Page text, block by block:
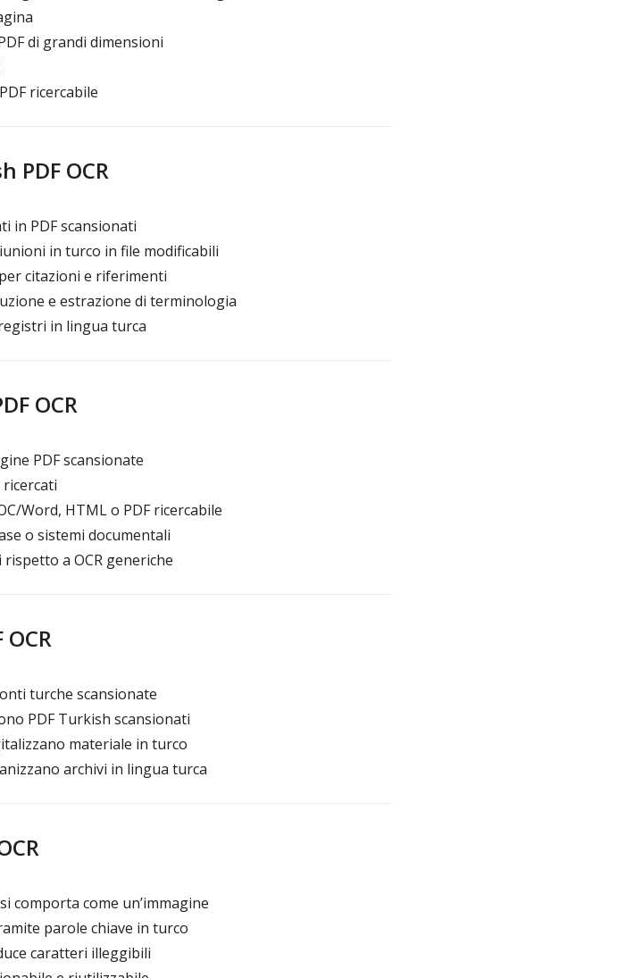
di grandi dimensioni
ricercabile
PDF OCR
in PDF scansionati
in turco in file modificabili
citazioni e riferimenti
e estrazione di terminologia
in lingua turca
OCR
PDF scansionate
Word, HTML o PDF ricercabile
o sistemi documentali
a OCR generiche
turche scansionate
PDF Turkish scansionati
materiale in turco
archivi in lingua turca
comporta come un’immagine
parole chiave in turco
caratteri illeggibili